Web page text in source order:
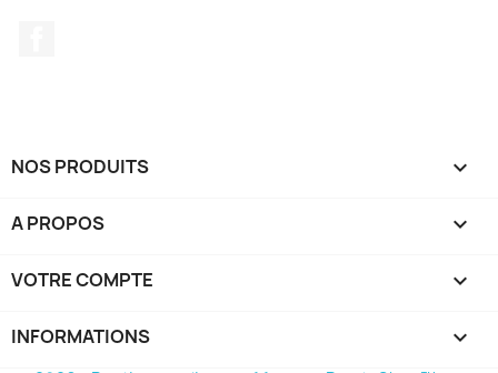
NOS PRODUITS 
A PROPOS 
VOTRE COMPTE 
INFORMATIONS keyboard_arrow_down